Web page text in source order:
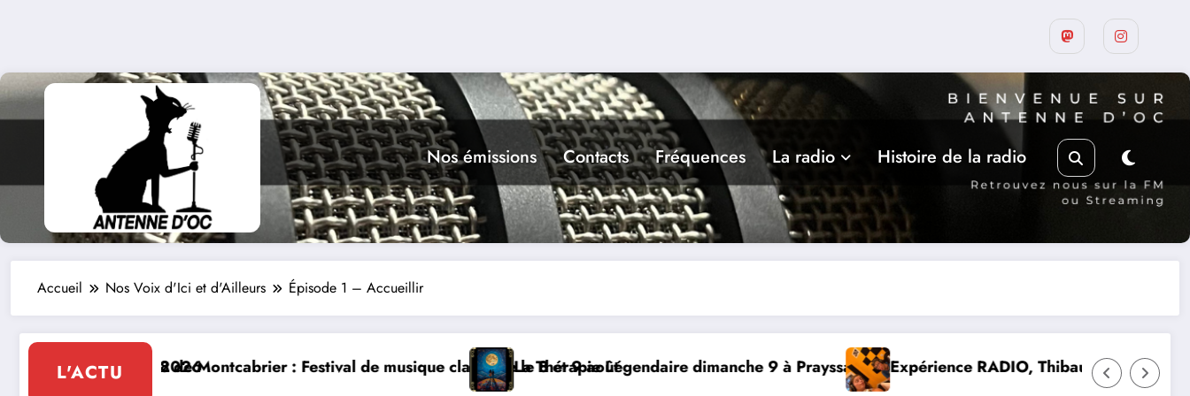
Nos émissions Contacts Fréquences La radio Histoire de la radio
Accueil Nos Voix d'Ici et d'Ailleurs Épisode 1 – Accueillir
L'ACTU
: Festival de musique classique le 8 et 9 aoûtLa Thérapie Légendaire dimanche 9 à Prayssac Expérience RADIO, Thibault et Lou-Anne d’OlmetoSuite de la